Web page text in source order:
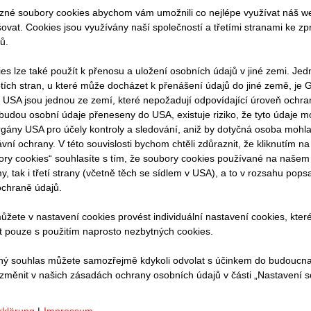
má ambiciózní cíle pro lidi, životní prostředí a
budování lepší budoucnosti. Hnacím motorem k
STRABAG již pracuje na více než 250
Díky neustálému vývoji a využívání nových
metod inovační projekty rozhodujícím
CO2, efektivnějšímu využívání zdrojů a minimalizaci
se zaměřují na praktická zlepšení pro
stavebních materiálů a nové obchodní nápady
novými technologickými možnostmi díky digitalizaci
neutrálními. Tímto způsobem podporujeme
řetězců a plánování až po celý stavební cyklus.
změny, které mění procesy, nástroje a
soubory cookies abychom vám umožnili co nejlépe využívat náš
Cookies jsou využívány naší společností a třetími stranami ke
lze také použít k přenosu a uložení osobních údajů v jiné zemi.
stran, u které může docházet k přenášení údajů do jiné země, je
USA jsou jednou ze zemí, které nepožadují odpovídající úroveň
osobní údaje přeneseny do USA, existuje riziko, že tyto údaje
USA pro účely kontroly a sledování, aniž by dotyčná osoba
ochrany. V této souvislosti bychom chtěli zdůraznit, že kliknutím na
cookies“ souhlasíte s tím, že soubory cookies používané na
tak i třetí strany (včetně těch se sídlem v USA), a to v rozsahu
údajů.
v nastavení cookies provést individuální nastavení cookies,
pouze s použitím naprosto nezbytných cookies.
souhlas můžete samozřejmě kdykoli odvolat s účinkem do
v našich zásadách ochrany osobních údajů v části „Nastavení